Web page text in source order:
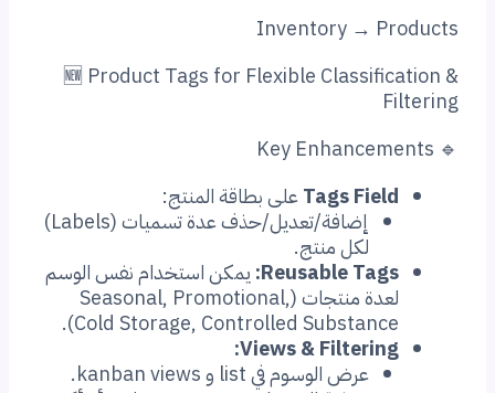
Inventory → Products
🆕 Product Tags for Flexible Classification &
Filtering
🔹 Key Enhancements
Tags Fieldعلى بطاقة المنتج:
إضافة/تعديل/حذف عدة تسميات (Labels)
لكل منتج.
Reusable Tags: يمكن استخدام نفس الوسم
لعدة منتجات (Seasonal, Promotional,
Cold Storage, Controlled Substance).
Views & Filtering:
عرض الوسوم في list و kanban views.